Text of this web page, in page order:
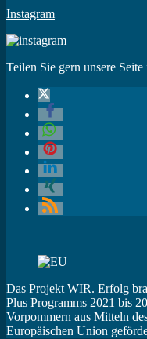
Plus Programms 2021 bis
Vorpommern aus Mitteln
Europäischen Union
© 2026WIR. Erfolg